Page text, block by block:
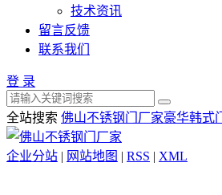
技术资讯
留言反馈
联系我们
登 录
全站搜索 佛山不锈钢门厂家豪华韩式门
企业分站 | 网站地图 | RSS | XML